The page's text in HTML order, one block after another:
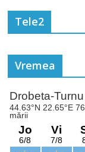
Tele2
Vremea